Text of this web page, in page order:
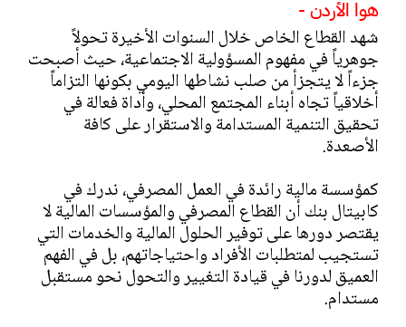
هوا الأردن -
شهد القطاع الخاص خلال السنوات الأخيرة تحولاً
جوهرياً في مفهوم المسؤولية الاجتماعية، حيث أصبحت
جزءاً لا يتجزأ من صلب نشاطها اليومي بكونها التزاماً
أخلاقياً تجاه أبناء المجتمع المحلي، وأداة فعالة في
تحقيق التنمية المستدامة والاستقرار على كافة
الأصعدة.
كمؤسسة مالية رائدة في العمل المصرفي، ندرك في
كابيتال بنك أن القطاع المصرفي والمؤسسات المالية لا
يقتصر دورها على توفير الحلول المالية والخدمات التي
تستجيب لمتطلبات الأفراد واحتياجاتهم، بل في الفهم
العميق لدورنا في قيادة التغيير والتحول نحو مستقبل
مستدام.